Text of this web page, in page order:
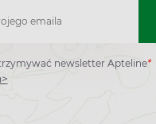
newsletter Apteline*